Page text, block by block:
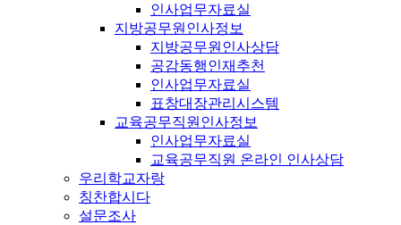
인사업무자료실
지방공무원인사정보
지방공무원인사상담
공감동행인재추천
인사업무자료실
표창대장관리시스템
교육공무직원인사정보
인사업무자료실
교육공무직원 온라인 인사상담
우리학교자랑
칭찬합시다
설문조사